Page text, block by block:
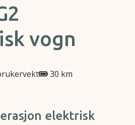
vogn
30 km
elektrisk